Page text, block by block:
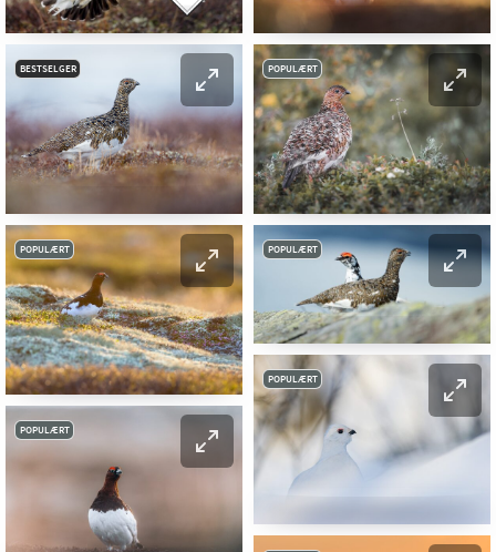
BESTSELGER POPULÆRT
POPULÆRT POPULÆRT
POPULÆRT
POPULÆRT